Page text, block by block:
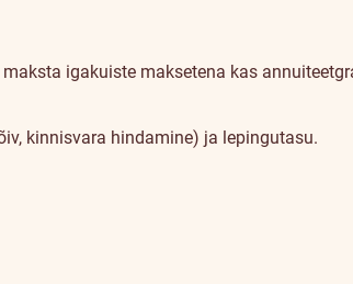
igakuiste maksetena kas
kinnisvara hindamine) ja lepingutasu.